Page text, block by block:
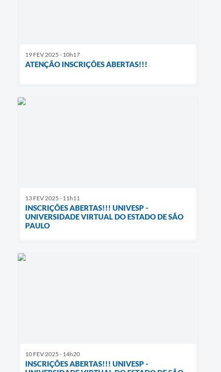
19 FEV 2025 - 10h17
ATENÇÃO INSCRIÇÕES ABERTAS!!!
13 FEV 2025 - 11h11
INSCRIÇÕES ABERTAS!!! UNIVESP -
UNIVERSIDADE VIRTUAL DO ESTADO DE SÃO
PAULO
10 FEV 2025 - 14h20
INSCRIÇÕES ABERTAS!!! UNIVESP -